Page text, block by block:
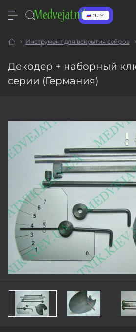
ru
Инструмент для вскрытия сейфов
Декодер + наборный
серии (Германия)